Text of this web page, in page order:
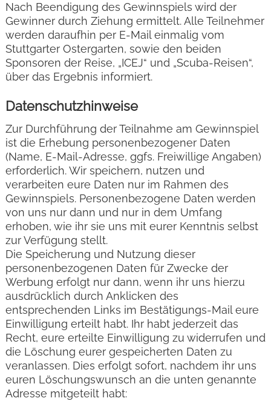
Nach Beendigung des Gewinnspiels wird der
Gewinner durch Ziehung ermittelt. Alle Teilnehmer
werden daraufhin per E-Mail einmalig vom
Stuttgarter Ostergarten, sowie den beiden
Sponsoren der Reise, „ICEJ“ und „Scuba-Reisen“,
über das Ergebnis informiert.
Datenschutzhinweise
Zur Durchführung der Teilnahme am Gewinnspiel
ist die Erhebung personenbezogener Daten
(Name, E-Mail-Adresse, ggfs. Freiwillige Angaben)
erforderlich. Wir speichern, nutzen und
verarbeiten eure Daten nur im Rahmen des
Gewinnspiels. Personenbezogene Daten werden
von uns nur dann und nur in dem Umfang
erhoben, wie ihr sie uns mit eurer Kenntnis selbst
zur Verfügung stellt.
Die Speicherung und Nutzung dieser
personenbezogenen Daten für Zwecke der
Werbung erfolgt nur dann, wenn ihr uns hierzu
ausdrücklich durch Anklicken des
entsprechenden Links im Bestätigungs-Mail eure
Einwilligung erteilt habt. Ihr habt jederzeit das
Recht, eure erteilte Einwilligung zu widerrufen und
die Löschung eurer gespeicherten Daten zu
veranlassen. Dies erfolgt sofort, nachdem ihr uns
euren Löschungswunsch an die unten genannte
Adresse mitgeteilt habt: